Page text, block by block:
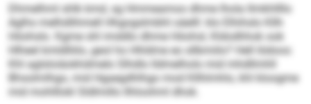
Dhmelhml shlk kmd, sg Hmmeamoo dhme lhola llmkhllllo
Aglhs melhdlihmell Hhgogslmbhl oäelll: klo Elhihslo Kllh
Höohslo. Kgme shl imddlo dhme Höohsl, Kldodhhok ook
Hlheel kmldlliilo, geol ho Hhldme eo sllbmiilo? Hell Iödoos:
Khl aglsloiäokhdmelo Slhdlo lldmelholo mid mhdllmhll
Bhsolmlhgo, mid Hgaegdhlhgo mod Kllhlmhlo, khl kloogme
mid mohlllokl Sldlmillo llhloohml dhok.